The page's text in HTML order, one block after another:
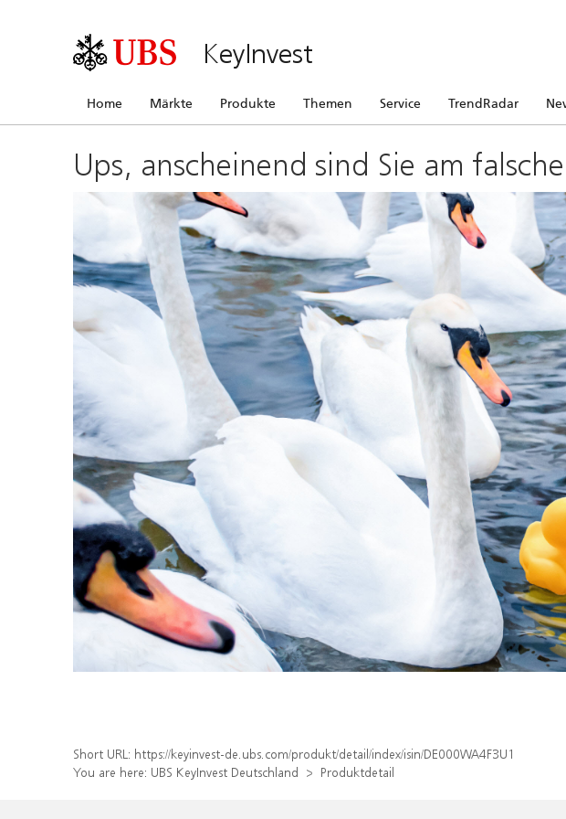
KeyInvest
Home Märkte Produkte Themen Service TrendRadar
Ups, anscheinend sind Sie am
Short URL: https://keyinvest-de.ubs.com/produkt/detail/index/isin/DE000WA4F3U1
You are here: UBS KeyInvest Deutschland Produktdetail